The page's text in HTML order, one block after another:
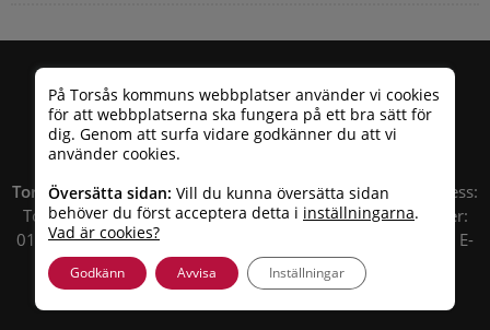
På Torsås kommuns webbplatser använder vi cookies
för att webbplatserna ska fungera på ett bra sätt för
dig. Genom att surfa vidare godkänner du att vi
använder cookies.
Översätta sidan: Vill du kunna översätta sidan
behöver du först acceptera detta i inställningarna.
Vad är cookies?
Godkänn Avvisa Inställningar
Torsås kommun| Besöksadress: Allfargatan 26 | Postadress:
Torsås kommun, Box 503, 385 25 Torsås Telefonnummer:
010 – 35 33 100 | Organisationsnummer: 212000-0696 | E-
post:info@torsas.se|Tillgänglighetsredogörelse